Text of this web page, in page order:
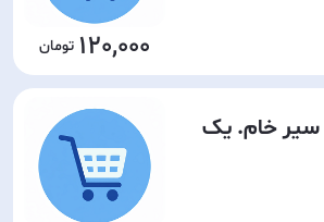
120,000
سیر خام. یک